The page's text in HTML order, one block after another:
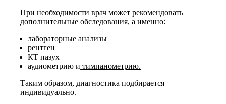
При необходимости врач может рекомендовать
дополнительные обследования, а именно:
лабораторные анализы
рентген
КТ пазух
аудиометрию и тимпанометрию.
Таким образом, диагностика подбирается
индивидуально.